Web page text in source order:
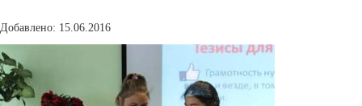
Добавлено: 15.06.2016